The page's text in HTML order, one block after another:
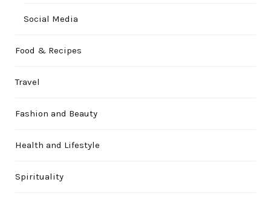
Social Media
Food & Recipes
Travel
Fashion and Beauty
Health and Lifestyle
Spirituality